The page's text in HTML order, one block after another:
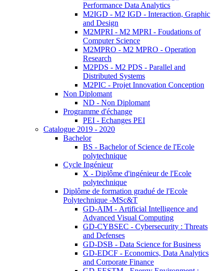
Performance Data Analytics
M2IGD - M2 IGD - Interaction, Graphic
and Design
M2MPRI - M2 MPRI - Foudations of
Computer Science
M2MPRO - M2 MPRO - Operation
Research
M2PDS - M2 PDS - Parallel and
Distributed Systems
M2PIC - Projet Innovation Conception
Non Diplomant
ND - Non Diplomant
Programme d'échange
PEI - Echanges PEI
Catalogue 2019 - 2020
Bachelor
BS - Bachelor of Science de l'Ecole
polytechnique
Cycle Ingénieur
X - Diplôme d'ingénieur de l'Ecole
polytechnique
Diplôme de formation gradué de l'Ecole
Polytechnique -MSc&T
GD-AIM - Artificial Intelligence and
Advanced Visual Computing
GD-CYBSEC - Cybersecurity : Threats
and Defenses
GD-DSB - Data Science for Business
GD-EDCF - Economics, Data Analytics
and Corporate Finance